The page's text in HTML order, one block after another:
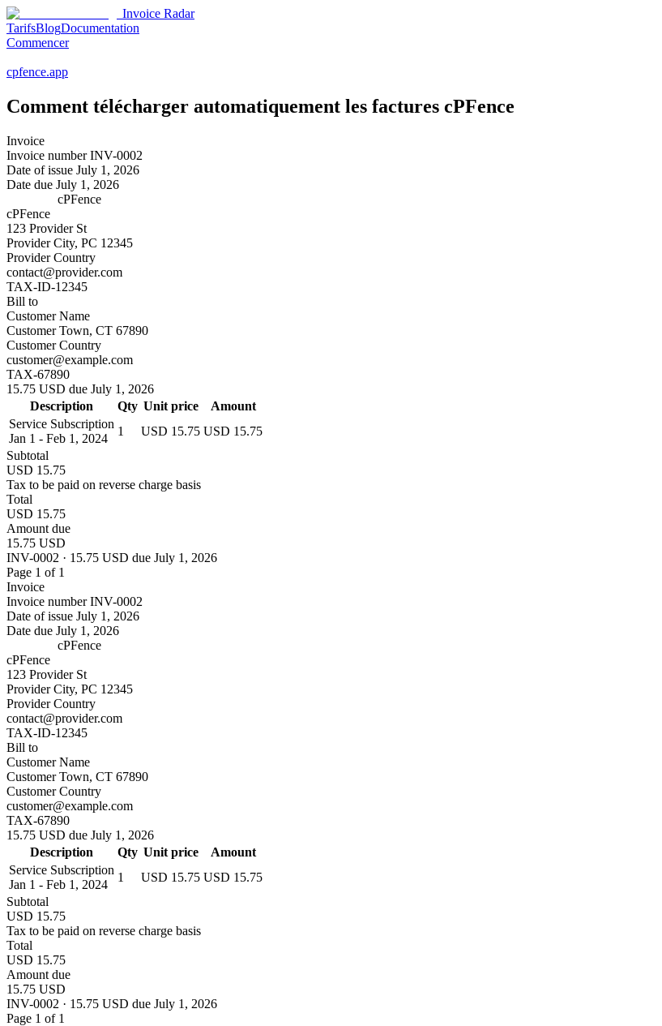
Invoice Radar
TarifsBlogDocumentation
Commencer
cpfence.app
Comment télécharger automatiquement les factures cPFence
Invoice
Invoice numberINV-0002
Date of issue July 1, 2026
Date due July 1, 2026
cPFence
cPFence
123 Provider St
Provider City, PC 12345
Provider Country
contact@provider.com
TAX-ID-12345
Bill to
Customer Name
Customer Town, CT 67890
Customer Country
customer@example.com
TAX-67890
15.75 USD due July 1, 2026
Description
Qty Unit price
Amount
Service Subscription
Jan 1 - Feb 1, 2024
1 USD 15.75 USD 15.75
Subtotal
USD 15.75
Tax to be paid on reverse charge basis
Total
USD 15.75
Amount due
15.75 USD
INV-0002 · 15.75 USD due July 1, 2026
Page 1 of 1
Invoice
Invoice numberINV-0002
Date of issue July 1, 2026
Date due July 1, 2026
cPFence
cPFence
123 Provider St
Provider City, PC 12345
Provider Country
contact@provider.com
TAX-ID-12345
Bill to
Customer Name
Customer Town, CT 67890
Customer Country
customer@example.com
TAX-67890
15.75 USD due July 1, 2026
Description
Qty Unit price
Amount
Service Subscription
Jan 1 - Feb 1, 2024
1 USD 15.75 USD 15.75
Subtotal
USD 15.75
Tax to be paid on reverse charge basis
Total
USD 15.75
Amount due
15.75 USD
INV-0002 · 15.75 USD due July 1, 2026
Page 1 of 1